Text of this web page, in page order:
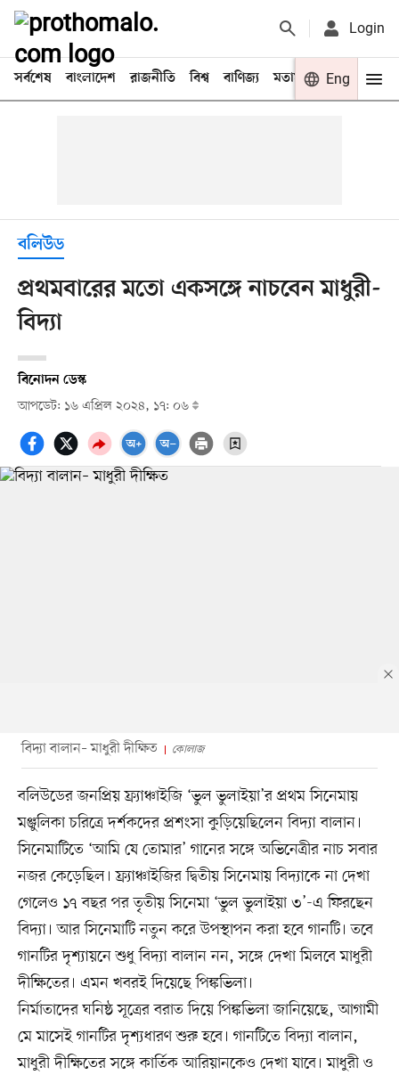
Login
সর্বশেষ বাংলাদেশ রাজনীতি বিশ্ব বাণিজ্য মতামত খেলা
Eng
বলিউড
প্রথমবারের মতো একসঙ্গে নাচবেন মাধুরী-
বিদ্যা
বিনোদন ডেস্ক
আপডেট: ১৬ এপ্রিল ২০২৪, ১৭: ০৬
বিদ্যা বালান– মাধুরী দীক্ষিত কোলাজ
বলিউডের জনপ্রিয় ফ্র্যাঞ্চাইজি ‘ভুল ভুলাইয়া’র প্রথম সিনেমায়
মঞ্জুলিকা চরিত্রে দর্শকদের প্রশংসা কুড়িয়েছিলেন বিদ্যা বালান।
সিনেমাটিতে ‘আমি যে তোমার’ গানের সঙ্গে অভিনেত্রীর নাচ সবার
নজর কেড়েছিল। ফ্র্যাঞ্চাইজির দ্বিতীয় সিনেমায় বিদ্যাকে না দেখা
গেলেও ১৭ বছর পর তৃতীয় সিনেমা ‘ভুল ভুলাইয়া ৩’-এ ফিরছেন
বিদ্যা। আর সিনেমাটি নতুন করে উপস্থাপন করা হবে গানটি। তবে
গানটির দৃশ্যায়নে শুধু বিদ্যা বালান নন, সঙ্গে দেখা মিলবে মাধুরী
দীক্ষিতের। এমন খবরই দিয়েছে পিঙ্কভিলা।
নির্মাতাদের ঘনিষ্ঠ সূত্রের বরাত দিয়ে পিঙ্কভিলা জানিয়েছে, আগামী
মে মাসেই গানটির দৃশ্যধারণ শুরু হবে। গানটিতে বিদ্যা বালান,
মাধুরী দীক্ষিতের সঙ্গে কার্তিক আরিয়ানকেও দেখা যাবে। মাধুরী ও